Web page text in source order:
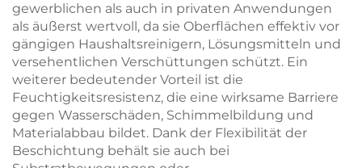
gewerblichen als auch in privaten Anwendungen
als äußerst wertvoll, da sie Oberflächen effektiv vor
gängigen Haushaltsreinigern, Lösungsmitteln und
versehentlichen Verschüttungen schützt. Ein
weiterer bedeutender Vorteil ist die
Feuchtigkeitsresistenz, die eine wirksame Barriere
gegen Wasserschäden, Schimmelbildung und
Materialabbau bildet. Dank der Flexibilität der
Beschichtung behält sie auch bei